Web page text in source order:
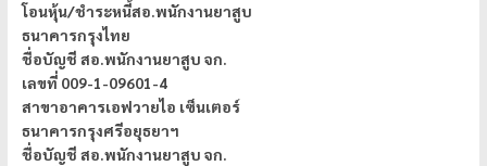
โอนหุ้น/ชำระหนี้สอ.พนักงานยาสูบ
ธนาคารกรุงไทย
ชื่อบัญชี สอ.พนักงานยาสูบ จก.
เลขที่ 009-1-09601-4
สาขาอาคารเอฟวายไอ เซ็นเตอร์
ธนาคารกรุงศรีอยุธยาฯ
ชื่อบัญชี สอ.พนักงานยาสูบ จก.